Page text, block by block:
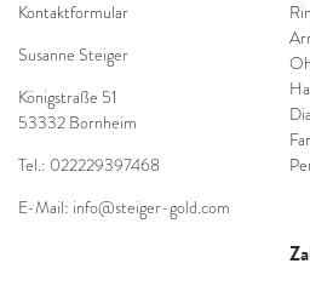
Kontaktformular
Susanne Steiger
Königstraße 51
53332 Bornheim
Tel.: 022229397468
E-Mail: info@steiger-gold.com